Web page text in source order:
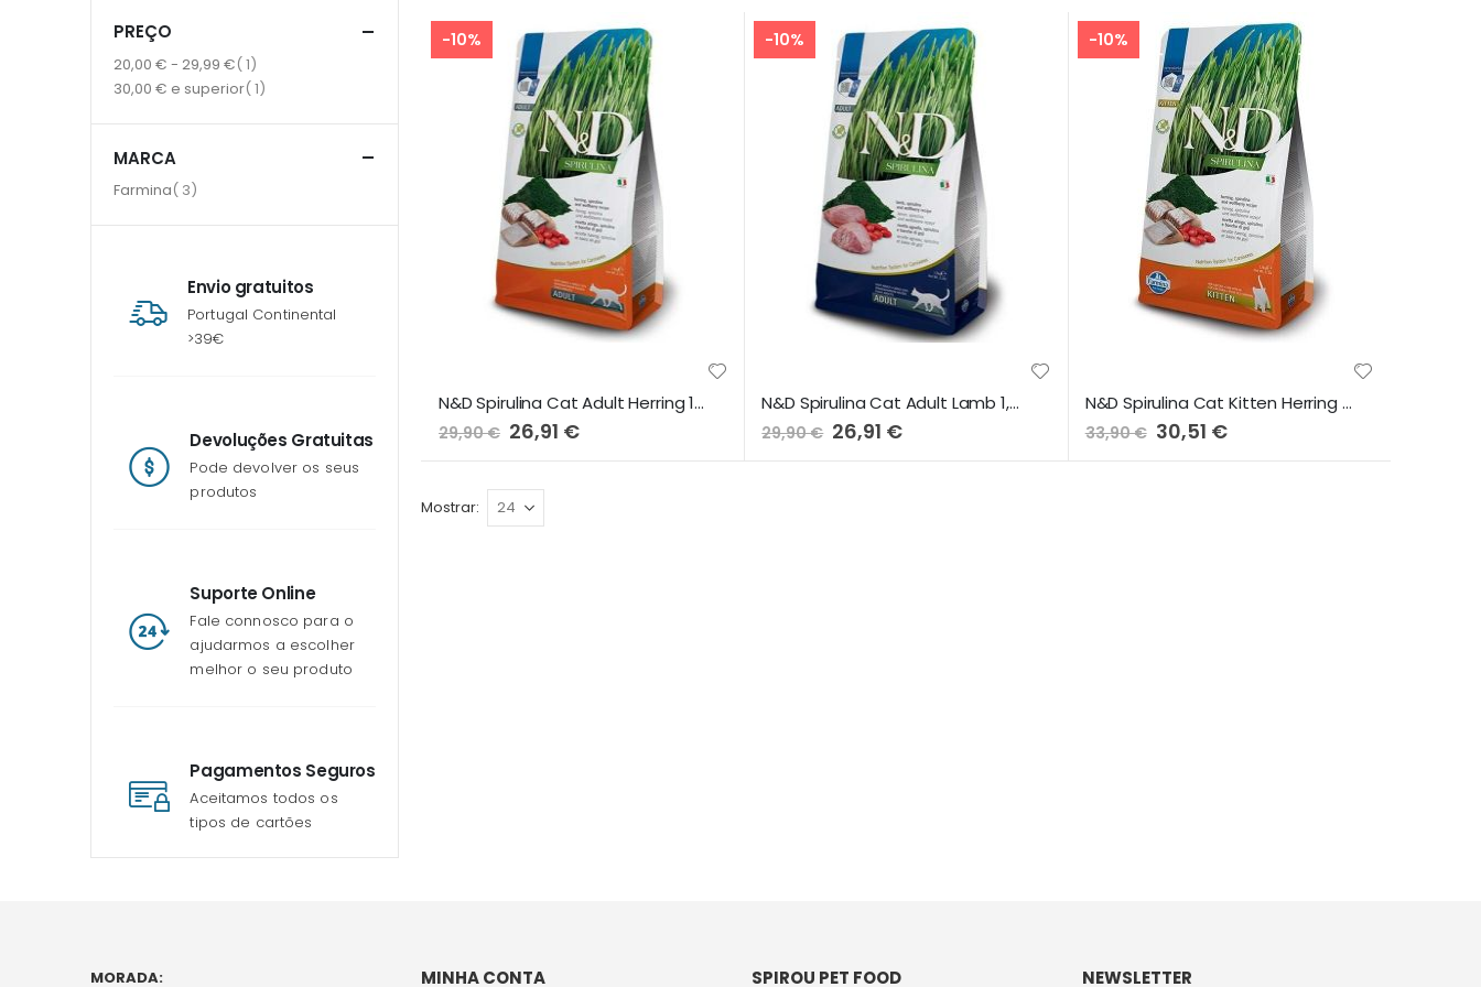
-10%
N&D Spirulina Cat Adult Herring 1,5Kg
29,90 € Preço
Especial
26,91 €
-10%
N&D Spirulina Cat Adult Lamb 1,5Kg
29,90 € Preço
Especial
26,91 €
-10%
N&D Spirulina Cat Kitten Herring 1,5Kg
33,90 € Preço
Especial
30,51 €
Mostrar
PREÇO
20,00 € - 29,99 € 1item
30,00 € e superior 1item
MARCA
Farmina 3item
Envio gratuitos
Portugal Continental
>39€
Devoluções Gratuitas
Pode devolver os seus
produtos
Suporte Online
Fale connosco para o
ajudarmos a escolher
melhor o seu produto
Pagamentos Seguros
Aceitamos todos os
tipos de cartões
MORADA: MINHA CONTA SPIROU PET FOOD NEWSLETTER